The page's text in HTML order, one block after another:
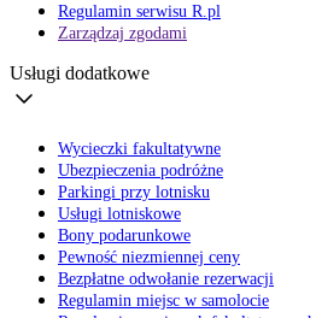
Regulamin serwisu R.pl
Zarządzaj zgodami
Usługi dodatkowe
Wycieczki fakultatywne
Ubezpieczenia podróżne
Parkingi przy lotnisku
Usługi lotniskowe
Bony podarunkowe
Pewność niezmiennej ceny
Bezpłatne odwołanie rezerwacji
Regulamin miejsc w samolocie